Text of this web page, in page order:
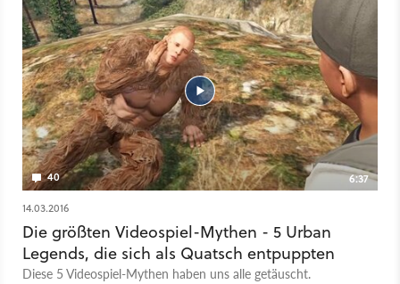
40
6:37
14.03.2016
Die größten Videospiel-Mythen - 5 Urban
Legends, die sich als Quatsch entpuppten
Diese 5 Videospiel-Mythen haben uns alle getäuscht.